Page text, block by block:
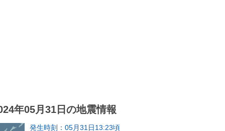
年05月31日の地震情報
発生時刻：05月31日13:23頃